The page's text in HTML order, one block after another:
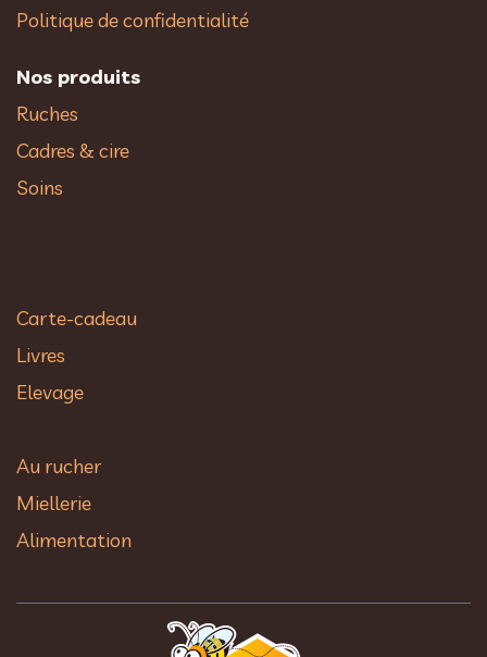
Politique de confidentialité
Nos produits
Ruches
Cadres & cire
Soins
Carte-cadeau
Livres
Elevage
Au rucher​
Miellerie
Alimentation